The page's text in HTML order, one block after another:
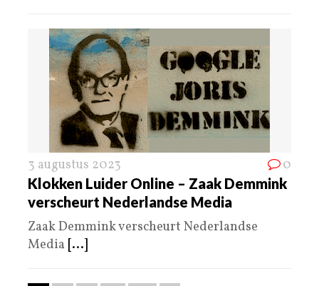
3 augustus 2023 0
Klokken Luider Online – Zaak Demmink
verscheurt Nederlandse Media
Zaak Demmink verscheurt Nederlandse
Media [...]